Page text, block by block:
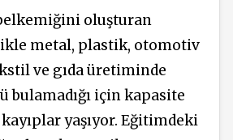
oluş­turan
me­tal, plastik, otomotiv
ve gıda üretiminde
bulamadığı için ka­pasite
ya­şıyor. Eğitimdeki